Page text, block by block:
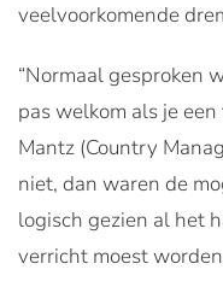
veelvoorkomende
“Normaal gesproken
pas welkom als je
Mantz (Country
niet, dan waren de
logisch gezien al het
verricht moest